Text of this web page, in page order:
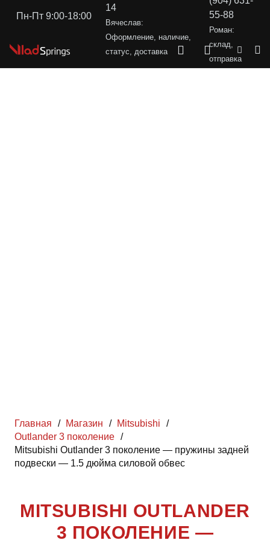
Пн-Пт 9:00-18:00
14
Вячеслав:
Оформление, наличие,
статус, доставка
55-88
Роман:
склад,
отправка
Главная / Магазин / Mitsubishi
/
Outlander 3 поколение /
Mitsubishi Outlander 3 поколение — пружины задней
подвески — 1.5 дюйма силовой обвес
MITSUBISHI OUTLANDER
3 ПОКОЛЕНИЕ —